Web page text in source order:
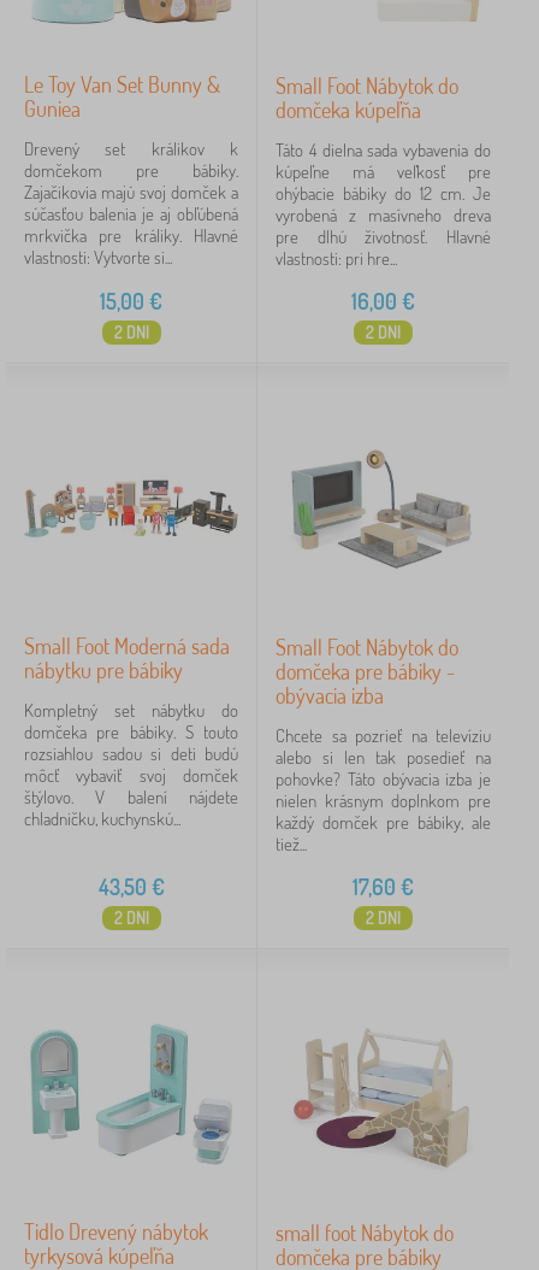
Le Toy Van Set Bunny &
Guniea
Drevený set králikov k
domčekom pre bábiky.
Zajačikovia majú svoj domček a
súčasťou balenia je aj obľúbená
mrkvička pre králiky. Hlavné
vlastnosti: Vytvorte si...
15,00 €
2 DNI
Small Foot Nábytok do
domčeka kúpeľňa
Táto 4 dielna sada vybavenia do
kúpeľne má veľkosť pre
ohýbacie bábiky do 12 cm. Je
vyrobená z masívneho dreva
pre dlhú životnosť. Hlavné
vlastnosti: pri hre...
16,00 €
2 DNI
Small Foot Moderná sada
nábytku pre bábiky
Kompletný set nábytku do
domčeka pre bábiky. S touto
rozsiahlou sadou si deti budú
môcť vybaviť svoj domček
štýlovo. V balení nájdete
chladničku, kuchynskú...
43,50 €
2 DNI
Small Foot Nábytok do
domčeka pre bábiky -
obývacia izba
Chcete sa pozrieť na televíziu
alebo si len tak posedieť na
pohovke? Táto obývacia izba je
nielen krásnym doplnkom pre
každý domček pre bábiky, ale
tiež...
17,60 €
2 DNI
Tidlo Drevený nábytok
tyrkysová kúpeľňa
small foot Nábytok do
domčeka pre bábiky